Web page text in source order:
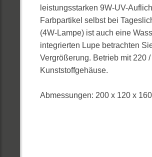
leistungsstarken 9W-UV-
Farbpartikel selbst bei
(4W-Lampe) ist auch eine
integrierten Lupe betrachten
Vergrößerung. Betrieb mit 220
Kunststoffgehäuse.
Abmessungen: 200 x 120 x